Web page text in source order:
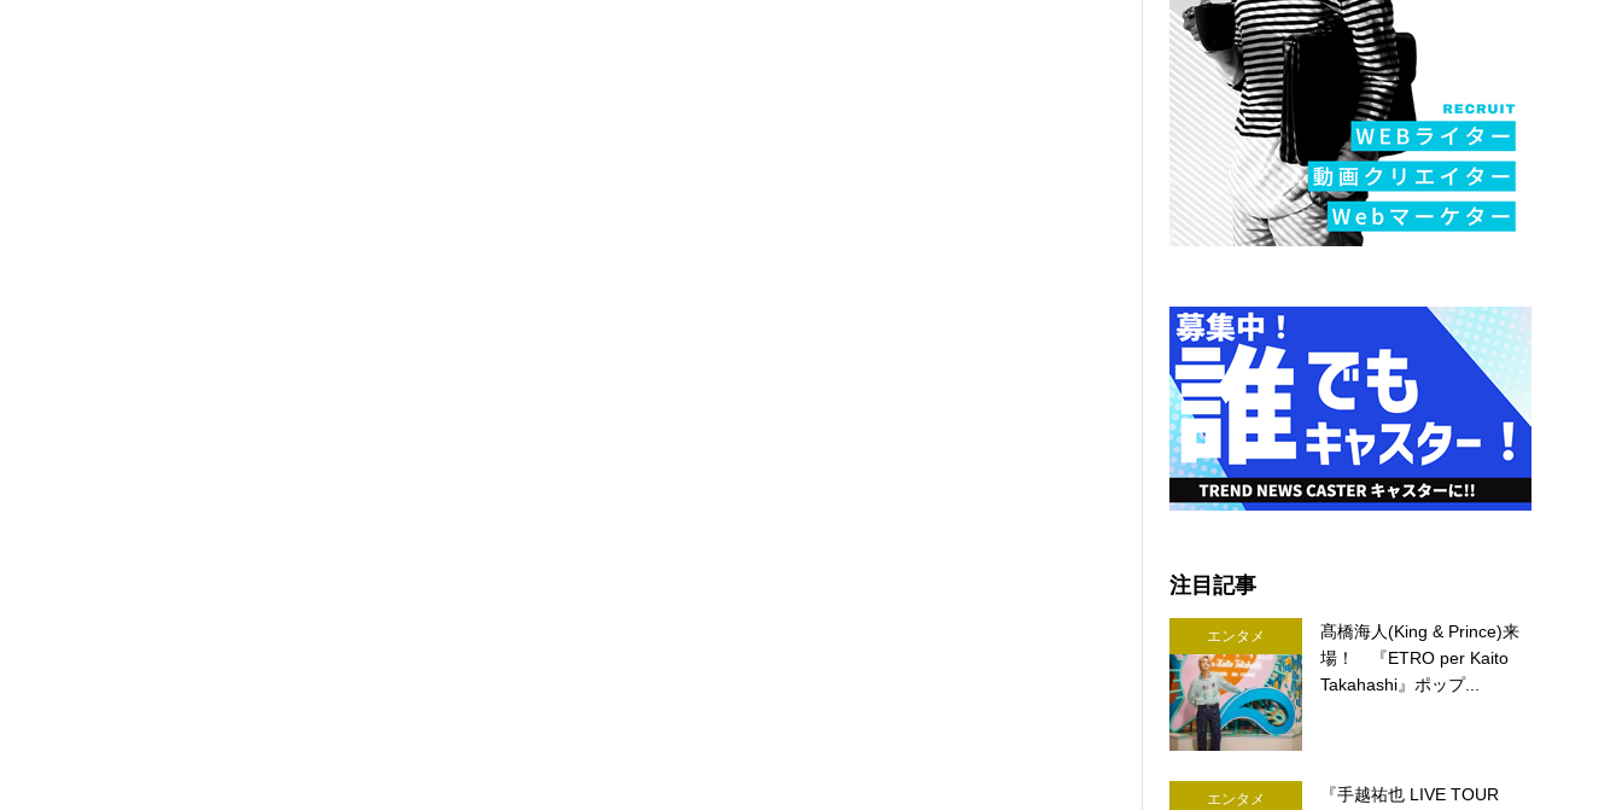
注目記事
エンタメ
髙橋海人(King & Prince)来
場！ 『ETRO per Kaito
Takahashi』ポップ...
エンタメ
『手越祐也 LIVE TOUR